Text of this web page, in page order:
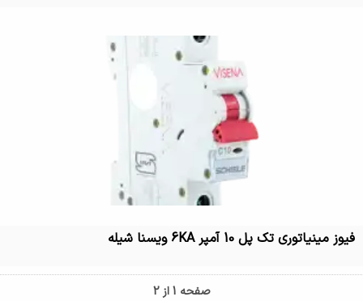
فیوز مینیاتوری تک پل 10 آمپر 6KA ویسنا شیله
صفحه 1 از 2